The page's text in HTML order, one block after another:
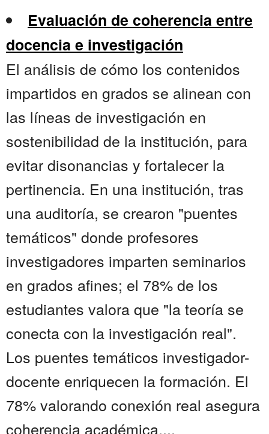
Evaluación de coherencia entre
docencia e investigación
El análisis de cómo los contenidos
impartidos en grados se alinean con
las líneas de investigación en
sostenibilidad de la institución, para
evitar disonancias y fortalecer la
pertinencia. En una institución, tras
una auditoría, se crearon "puentes
temáticos" donde profesores
investigadores imparten seminarios
en grados afines; el 78% de los
estudiantes valora que "la teoría se
conecta con la investigación real".
Los puentes temáticos investigador-
docente enriquecen la formación. El
78% valorando conexión real asegura
coherencia académica....